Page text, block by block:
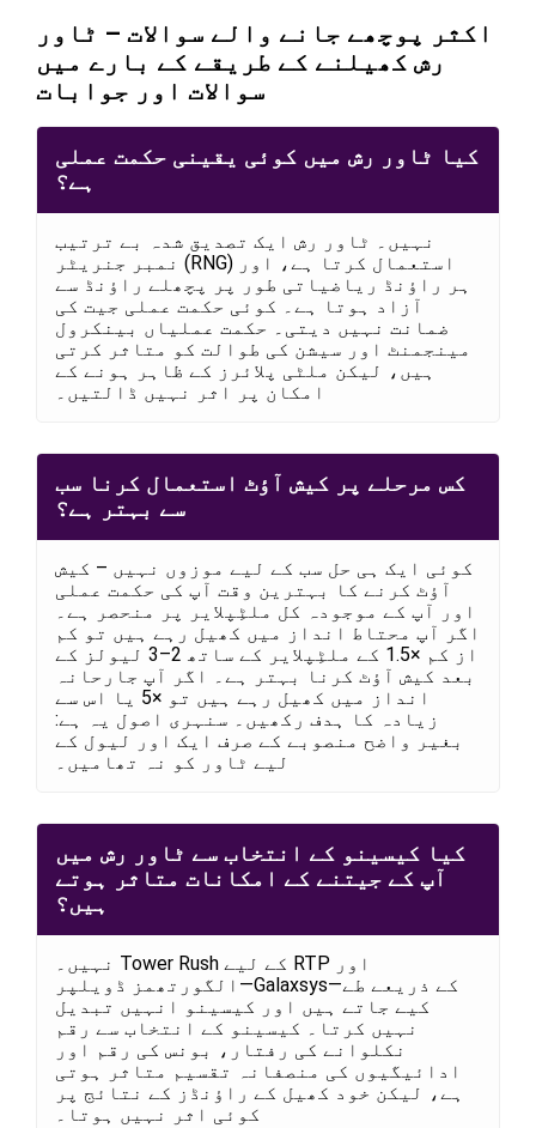
اکثر پوچھے جانے والے سوالات – ٹاور
رش کھیلنے کے طریقے کے بارے میں
سوالات اور جوابات
کیا ٹاور رش میں کوئی یقینی حکمت عملی
ہے؟
نہیں۔ ٹاور رش ایک تصدیق شدہ بے ترتیب
نمبر جنریٹر (RNG) استعمال کرتا ہے، اور
ہر راؤنڈ ریاضیاتی طور پر پچھلے راؤنڈ سے
آزاد ہوتا ہے۔ کوئی حکمت عملی جیت کی
ضمانت نہیں دیتی۔ حکمت عملیاں بینکرول
مینجمنٹ اور سیشن کی طوالت کو متاثر کرتی
ہیں، لیکن ملٹی پلائرز کے ظاہر ہونے کے
امکان پر اثر نہیں ڈالتیں۔
کس مرحلے پر کیش آؤٹ استعمال کرنا سب
سے بہتر ہے؟
کوئی ایک ہی حل سب کے لیے موزوں نہیں – کیش
آؤٹ کرنے کا بہترین وقت آپ کی حکمت عملی
اور آپ کے موجودہ کل ملٹِپلایر پر منحصر ہے۔
اگر آپ محتاط انداز میں کھیل رہے ہیں تو کم
از کم ×1.5 کے ملٹِپلایر کے ساتھ 2–3 لیولز کے
بعد کیش آؤٹ کرنا بہتر ہے۔ اگر آپ جارحانہ
انداز میں کھیل رہے ہیں تو ×5 یا اس سے
زیادہ کا ہدف رکھیں۔ سنہری اصول یہ ہے:
بغیر واضح منصوبے کے صرف ایک اور لیول کے
لیے ٹاور کو نہ تھامیں۔
کیا کیسینو کے انتخاب سے ٹاور رش میں
آپ کے جیتنے کے امکانات متاثر ہوتے
ہیں؟
نہیں۔ Tower Rush کے لیے RTP اور
الگورتھمز ڈویلپر—Galaxsys—کے ذریعے طے
کیے جاتے ہیں اور کیسینو انہیں تبدیل
نہیں کرتا۔ کیسینو کے انتخاب سے رقم
نکلوانے کی رفتار، بونس کی رقم اور
ادائیگیوں کی منصفانہ تقسیم متاثر ہوتی
ہے، لیکن خود کھیل کے راؤنڈز کے نتائج پر
کوئی اثر نہیں ہوتا۔